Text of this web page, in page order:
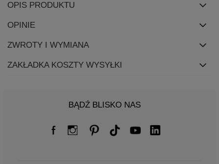
OPIS PRODUKTU
OPINIE
ZWROTY I WYMIANA
ZAKŁADKA KOSZTY WYSYŁKI
BĄDŹ BLISKO NAS